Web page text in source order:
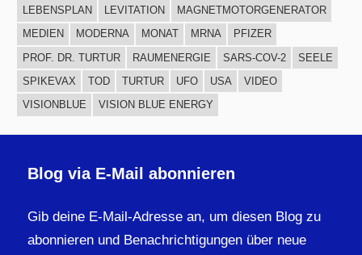
LEBENSPLAN
LEVITATION
MAGNETMOTORGENERATOR
MEDIEN
MODERNA MONAT MRNA
PFIZER
PROF. DR. TURTUR
RAUMENERGIE SARS-COV-2
SEELE
SPIKEVAX
TOD TURTUR UFO USA
VIDEO
VISIONBLUE
VISION BLUE ENERGY
Blog via E-Mail abonnieren
Gib deine E-Mail-Adresse an, um diesen Blog zu
abonnieren und Benachrichtigungen über neue